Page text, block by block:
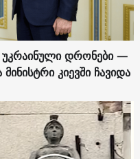
უკრაინული დრონები —
კიევში ჩავიდა